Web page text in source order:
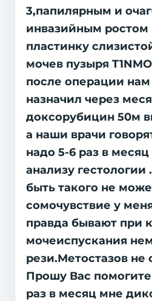
3,папилярным и
инвазийным ростом
пластинку
мочев пузыря
после операции
назначил через
доксорубицин 50м
а наши врачи
надо 5-6 раз в
анализу гестологии
быть такого не
сомочувствие у
правда бывают при
мочеиспускания
рези.Метостазов не
Прошу Вас
раз в месяц мне